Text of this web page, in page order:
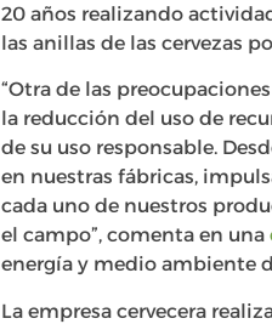
20 años realizando
las anillas de las cervezas
“Otra de las
la reducción del uso de
de su uso responsable.
en nuestras fábricas,
cada uno de nuestros
el campo”, comenta en una
energía y medio ambiente
La empresa cervecera